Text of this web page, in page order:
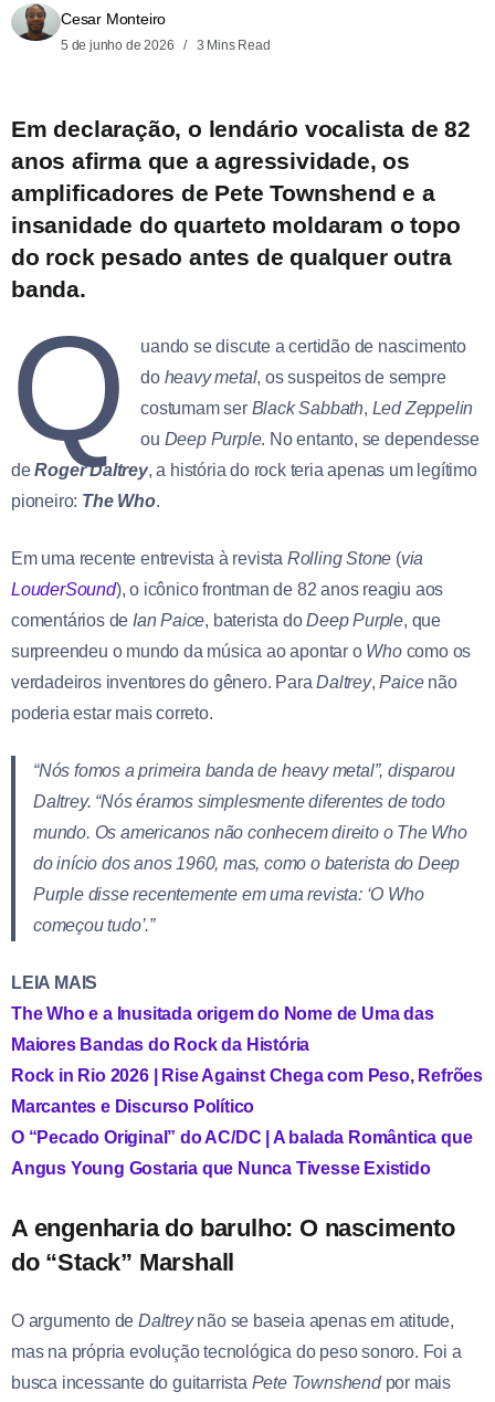
Cesar Monteiro
5 de junho de 2026 3 Mins Read
Em declaração, o lendário vocalista de 82
anos afirma que a agressividade, os
amplificadores de Pete Townshend e a
insanidade do quarteto moldaram o topo
do rock pesado antes de qualquer outra
banda.
Q
uando se discute a certidão de nascimento
do heavy metal, os suspeitos de sempre
costumam ser Black Sabbath, Led Zeppelin
ou Deep Purple. No entanto, se dependesse
deRoger Daltrey, a história do rock teria apenas um legítimo
pioneiro: The Who.
Em uma recente entrevista à revista Rolling Stone (via
LouderSound), o icônico frontman de 82 anos reagiu aos
comentários de Ian Paice, baterista doDeep Purple, que
surpreendeu o mundo da música ao apontar o Whocomo os
verdadeiros inventores do gênero. ParaDaltrey,Paicenão
poderia estar mais correto.
“Nós fomos a primeira banda de heavy metal”, disparou
Daltrey. “Nós éramos simplesmente diferentes de todo
mundo. Os americanos não conhecem direito o The Who
do início dos anos 1960, mas, como o baterista do Deep
Purple disse recentemente em uma revista: ‘O Who
começou tudo’.”
LEIA MAIS
The Who e a Inusitada origem do Nome de Uma das
Maiores Bandas do Rock da História
Rock in Rio 2026 | Rise Against Chega com Peso, Refrões
Marcantes e Discurso Político
O “Pecado Original” do AC/DC | A balada Romântica que
Angus Young Gostaria que Nunca Tivesse Existido
A engenharia do barulho: O nascimento
do “Stack” Marshall
O argumento de Daltreynão se baseia apenas em atitude,
mas na própria evolução tecnológica do peso sonoro. Foi a
busca incessante do guitarrista Pete Townshendpor mais